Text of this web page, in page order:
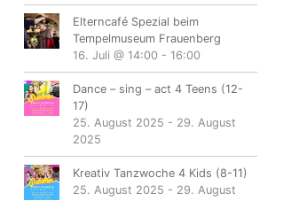
Elterncafé Spezial beim
Tempelmuseum Frauenberg
16. Juli @ 14:00 - 16:00
Dance – sing – act 4 Teens (12-
17)
25. August 2025 - 29. August
2025
Kreativ Tanzwoche 4 Kids (8-11)
25. August 2025 - 29. August